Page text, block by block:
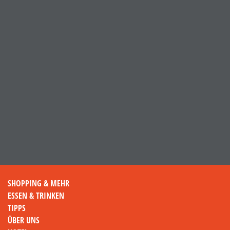
SHOPPING & MEHR
ESSEN & TRINKEN
TIPPS
ÜBER UNS